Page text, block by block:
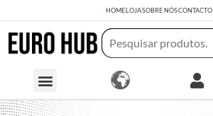
HOMELOJASOBRE NÓSCONTACTO